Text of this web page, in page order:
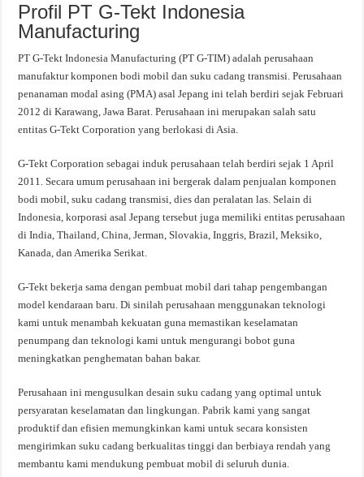
Profil PT G-Tekt Indonesia
Manufacturing
PT G-Tekt Indonesia Manufacturing (PT G-TIM) adalah perusahaan
manufaktur komponen bodi mobil dan suku cadang transmisi. Perusahaan
penanaman modal asing (PMA) asal Jepang ini telah berdiri sejak Februari
2012 di Karawang, Jawa Barat. Perusahaan ini merupakan salah satu
entitas G-Tekt Corporation yang berlokasi di Asia.
G-Tekt Corporation sebagai induk perusahaan telah berdiri sejak 1 April
2011. Secara umum perusahaan ini bergerak dalam penjualan komponen
bodi mobil, suku cadang transmisi, dies dan peralatan las. Selain di
Indonesia, korporasi asal Jepang tersebut juga memiliki entitas perusahaan
di India, Thailand, China, Jerman, Slovakia, Inggris, Brazil, Meksiko,
Kanada, dan Amerika Serikat.
G-Tekt bekerja sama dengan pembuat mobil dari tahap pengembangan
model kendaraan baru. Di sinilah perusahaan menggunakan teknologi
kami untuk menambah kekuatan guna memastikan keselamatan
penumpang dan teknologi kami untuk mengurangi bobot guna
meningkatkan penghematan bahan bakar.
Perusahaan ini mengusulkan desain suku cadang yang optimal untuk
persyaratan keselamatan dan lingkungan. Pabrik kami yang sangat
produktif dan efisien memungkinkan kami untuk secara konsisten
mengirimkan suku cadang berkualitas tinggi dan berbiaya rendah yang
membantu kami mendukung pembuat mobil di seluruh dunia.